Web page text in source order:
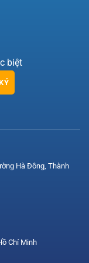
biệt
Hà Đông, Thành
Chí Minh